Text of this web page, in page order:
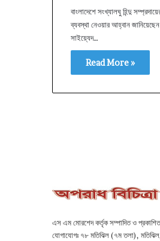
বাংলাদেশে সংখ্যালঘু হিন্দু
ব্যবস্থা নেওয়ার আহ্বান
সাইয়্যেদ…
Read More »
এস এম মোরশেদ কর্তৃক সম্পাদিত ও
যোগাযোগঃ ৭৮ মতিঝিল (৭ম তলা),